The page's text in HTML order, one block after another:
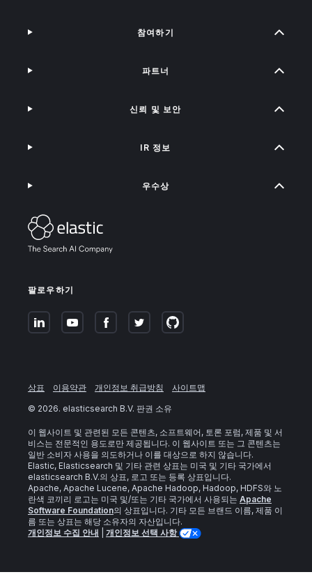
팔로우하기
참여하기
파트너
신뢰 및 보안
IR 정보
우수상
상표 이용약관 개인정보 취급방침
사이트맵
© 2026. elasticsearch B.V. 판권 소유
이 웹사이트 및 관련된 모든 콘텐츠, 소프트웨어, 토론 포럼, 제품 및 서
비스는 전문적인 용도로만 제공됩니다. 이 웹사이트 또는 그 콘텐츠는
일반 소비자 사용을 의도하거나 이를 대상으로 하지 않습니다.
Elastic, Elasticsearch 및 기타 관련 상표는 미국 및 기타 국가에서
elasticsearch B.V.의 상표, 로고 또는 등록 상표입니다.
Apache, Apache Lucene, Apache Hadoop, Hadoop, HDFS와 노
란색 코끼리 로고는 미국 및/또는 기타 국가에서 사용되는 Apache
Software Foundation의 상표입니다. 기타 모든 브랜드 이름, 제품 이
름 또는 상표는 해당 소유자의 자산입니다.
개인정보 수집 안내
개인정보 선택 사항